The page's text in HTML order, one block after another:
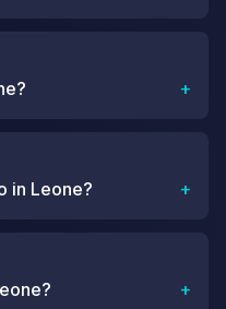
+
in Leone? +
+